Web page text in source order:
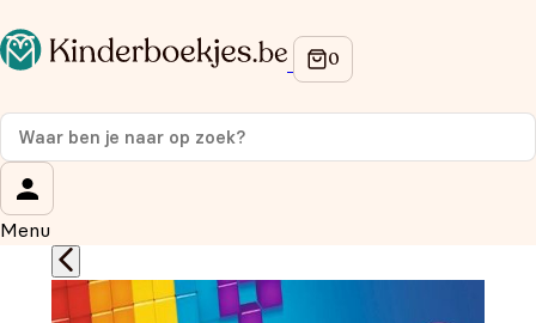
Menu
Op de hoogte blijven van onze acties?
Meld je aan voor onze nieuwsbrief en ontvang
korting
Wat is je voornaam?
Wat is je e-mailadres?*